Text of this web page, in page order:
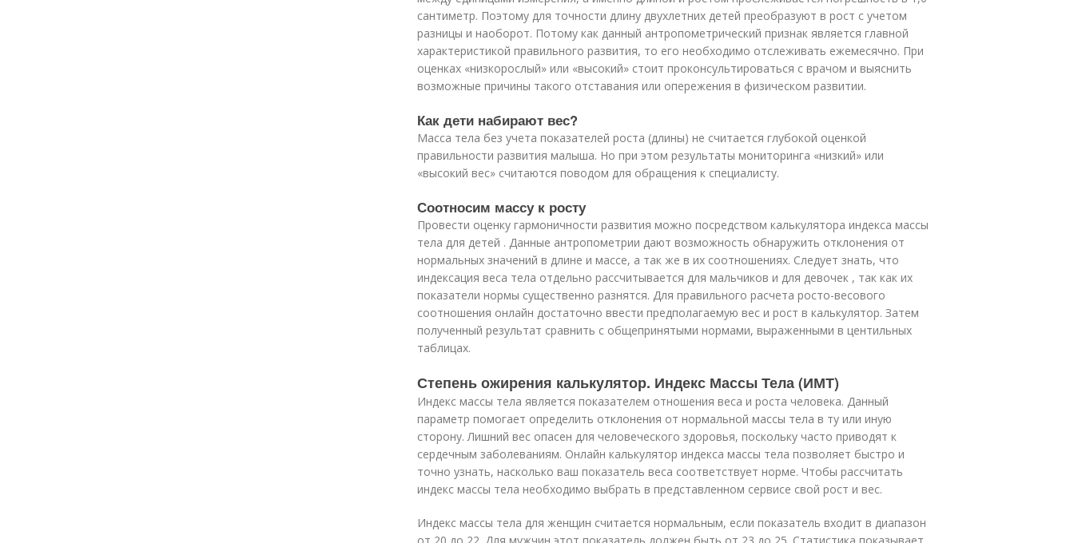
сантиметр. Поэтому для точности длину двухлетних детей преобразуют в рост с учетом
разницы и наоборот. Потому как данный антропометрический признак является главной
характеристикой правильного развития, то его необходимо отслеживать ежемесячно. При
оценках «низкорослый» или «высокий» стоит проконсультироваться с врачом и выяснить
возможные причины такого отставания или опережения в физическом развитии.
Как дети набирают вес?
Масса тела без учета показателей роста (длины) не считается глубокой оценкой
правильности развития малыша. Но при этом результаты мониторинга «низкий» или
«высокий вес» считаются поводом для обращения к специалисту.
Соотносим массу к росту
Провести оценку гармоничности развития можно посредством калькулятора индекса массы
тела для детей . Данные антропометрии дают возможность обнаружить отклонения от
нормальных значений в длине и массе, а так же в их соотношениях. Следует знать, что
индексация веса тела отдельно рассчитывается для мальчиков и для девочек , так как их
показатели нормы существенно разнятся. Для правильного расчета росто-весового
соотношения онлайн достаточно ввести предполагаемую вес и рост в калькулятор. Затем
полученный результат сравнить с общепринятыми нормами, выраженными в центильных
таблицах.
Степень ожирения калькулятор. Индекс Массы Тела (ИМТ)
Индекс массы тела является показателем отношения веса и роста человека. Данный
параметр помогает определить отклонения от нормальной массы тела в ту или иную
сторону. Лишний вес опасен для человеческого здоровья, поскольку часто приводят к
сердечным заболеваниям. Онлайн калькулятор индекса массы тела позволяет быстро и
точно узнать, насколько ваш показатель веса соответствует норме. Чтобы рассчитать
индекс массы тела необходимо выбрать в представленном сервисе свой рост и вес.
Индекс массы тела для женщин считается нормальным, если показатель входит в диапазон